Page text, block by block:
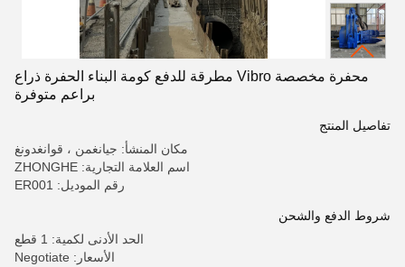
محفرة مخصصة Vibro مطرقة للدفع كومة البناء الحفرة ذراع
براعم متوفرة
تفاصيل المنتج
مكان المنشأ: جيانغمن ، قوانغدونغ
اسم العلامة التجارية: ZHONGHE
رقم الموديل: ER001
شروط الدفع والشحن
الحد الأدنى لكمية: 1 قطع
الأسعار: Negotiate